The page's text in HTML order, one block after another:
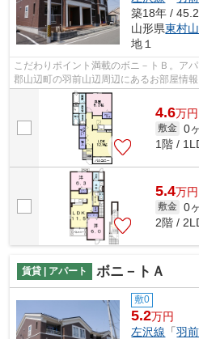
築18年 /
山形県東村
地１
こだわりポイント満載のボニ－トＢ。ア
郡山辺町の羽前山辺周辺にあるお部屋情
館にお任せを。快適な暮らしをお客様...
4.6万円
敷金 0
1階 /
5.4万円
敷金 0
2階 /
賃貸 | アパート ボニ－トＡ
敷0
5.2万円
左沢線 「羽